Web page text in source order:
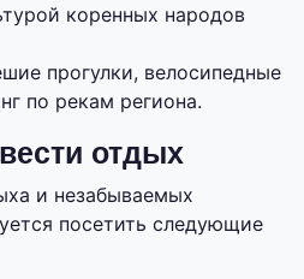
коренных народов
прогулки, велосипедные
по рекам региона.
отдых
и незабываемых
посетить следующие